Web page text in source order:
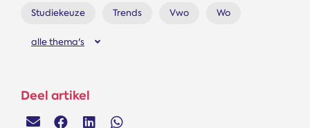
Studiekeuze Trends Vwo Wo
alle thema's
Deel artikel